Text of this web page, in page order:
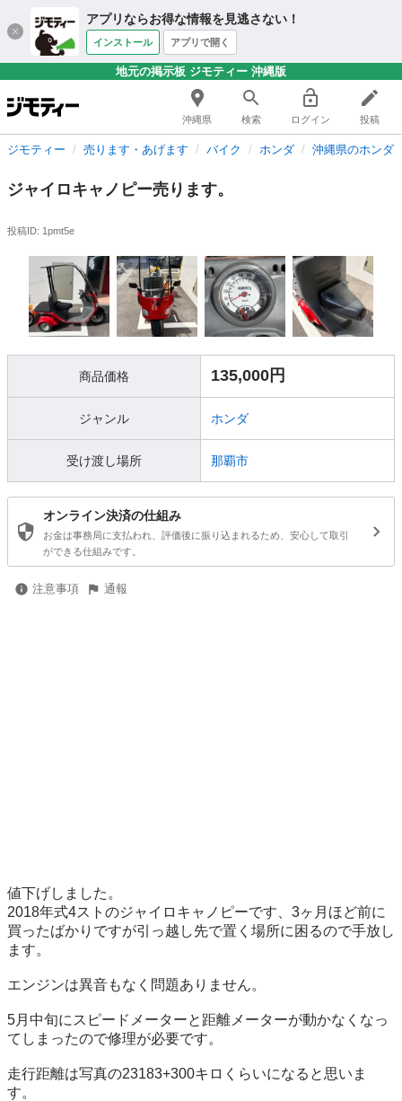
アプリならお得な情報を見逃さない！
インストール アプリで開く
地元の掲示板 ジモティー 沖縄版
沖縄県 検索 ログイン 投稿
ジモティー 売ります・あげます バイク ホンダ 沖縄県のホンダ
ジャイロキャノピー売ります。
投稿ID: 1pmt5e
商品価格 135,000円
ジャンル ホンダ
受け渡し場所 那覇市
オンライン決済の仕組み
お金は事務局に支払われ、評価後に振り込まれるため、安心して取引
ができる仕組みです。
注意事項 通報
値下げしました。
2018年式4ストのジャイロキャノピーです、3ヶ月ほど前に
買ったばかりですが引っ越し先で置く場所に困るので手放し
ます。
エンジンは異音もなく問題ありません。
5月中旬にスピードメーターと距離メーターが動かなくなっ
てしまったので修理が必要です。
走行距離は写真の23183+300キロくらいになると思いま
す。